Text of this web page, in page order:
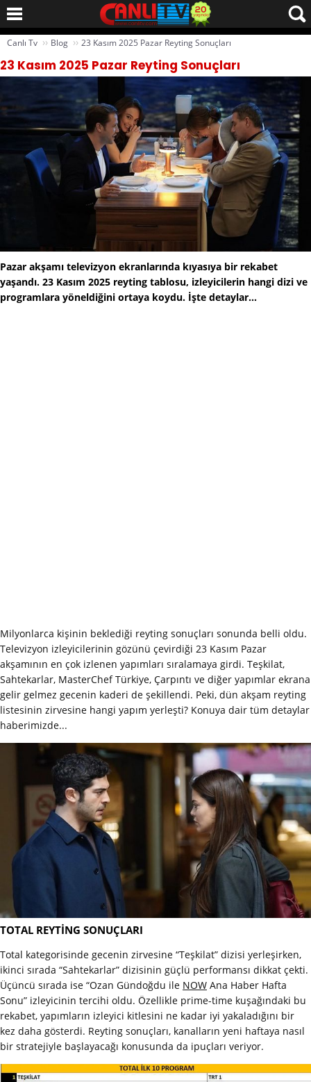
Canlı Tv ›› Blog ›› 23 Kasım 2025 Pazar Reyting Sonuçları
23 Kasım 2025 Pazar Reyting Sonuçları
Pazar akşamı televizyon ekranlarında kıyasıya bir rekabet
yaşandı. 23 Kasım 2025 reyting tablosu, izleyicilerin hangi dizi ve
programlara yöneldiğini ortaya koydu. İşte detaylar...
Milyonlarca kişinin beklediği reyting sonuçları sonunda belli oldu.
Televizyon izleyicilerinin gözünü çevirdiği 23 Kasım Pazar
akşamının en çok izlenen yapımları sıralamaya girdi. Teşkilat,
Sahtekarlar, MasterChef Türkiye, Çarpıntı ve diğer yapımlar ekrana
gelir gelmez gecenin kaderi de şekillendi. Peki, dün akşam reyting
listesinin zirvesine hangi yapım yerleşti? Konuya dair tüm detaylar
haberimizde...
TOTAL REYTİNG SONUÇLARI
Total kategorisinde gecenin zirvesine “Teşkilat” dizisi yerleşirken,
ikinci sırada “Sahtekarlar” dizisinin güçlü performansı dikkat çekti.
Üçüncü sırada ise “Ozan Gündoğdu ile NOW Ana Haber Hafta
Sonu” izleyicinin tercihi oldu. Özellikle prime-time kuşağındaki bu
rekabet, yapımların izleyici kitlesini ne kadar iyi yakaladığını bir
kez daha gösterdi. Reyting sonuçları, kanalların yeni haftaya nasıl
bir stratejiyle başlayacağı konusunda da ipuçları veriyor.